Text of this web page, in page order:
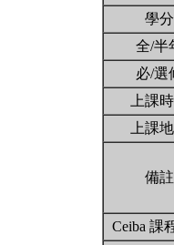
學分
全/半
必/選
上課
上課
備註
Ceiba 課